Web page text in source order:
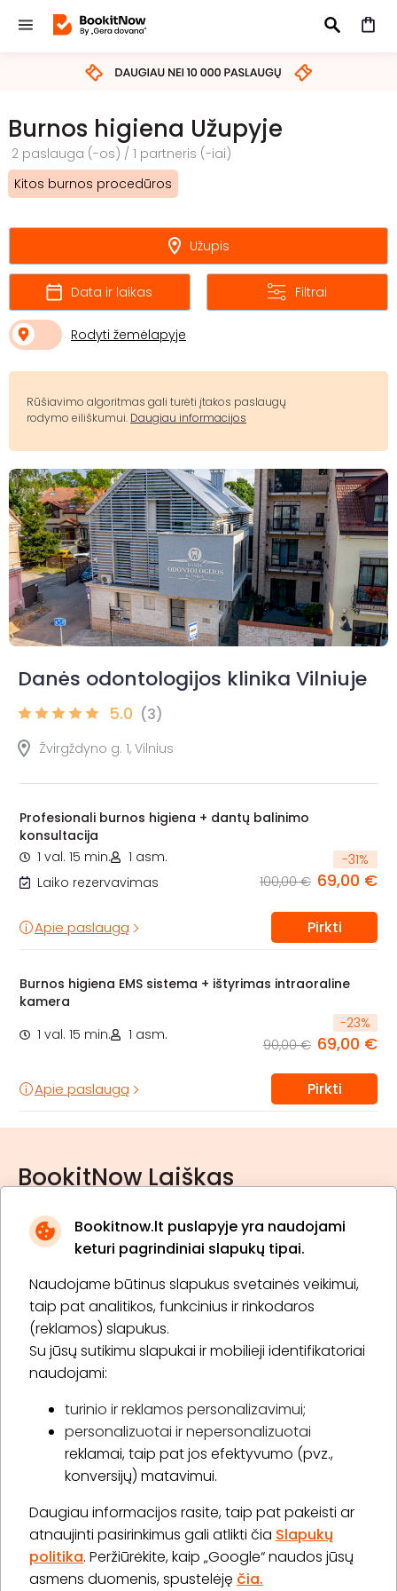
Bookitnow.lt puslapyje yra naudojami
keturi pagrindiniai slapukų tipai.
Naudojame būtinus slapukus svetainės veikimui,
taip pat analitikos, funkcinius ir rinkodaros
(reklamos) slapukus.
Su jūsų sutikimu slapukai ir mobilieji identifikatoriai
naudojami:
turinio ir reklamos personalizavimui;
personalizuotai ir nepersonalizuotai
reklamai, taip pat jos efektyvumo (pvz.,
konversijų) matavimui.
Daugiau informacijos rasite, taip pat pakeisti ar
atnaujinti pasirinkimus gali atlikti čia Slapukų
politika. Peržiūrėkite, kaip „Google“ naudos jūsų
asmens duomenis, spustelėję čia.
IEŠKOTI
Burnos higiena Užupyje
2 paslauga (-os) / 1 partneris (-iai)
Kitos burnos procedūros
Užupis
Data ir laikas Filtrai
Rodyti žemėlapyje
Rūšiavimo algoritmas gali turėti įtakos paslaugų
rodymo eiliškumui. Daugiau informacijos
Danės odontologijos klinika Vilniuje
5.0 (3)
Žvirgždyno g. 1, Vilnius
Profesionali burnos higiena + dantų balinimo
konsultacija
1 val. 15 min.
1 asm.
Laiko rezervavimas
-31%
100,00 € 69,00 €
Apie paslaugą Pirkti
Burnos higiena EMS sistema + ištyrimas intraoraline
kamera
1 val. 15 min.
1 asm.
-23%
90,00 € 69,00 €
Apie paslaugą Pirkti
BookitNow Laiškas
* Susipažinau su privatumo politika
Prenumeruoti
Apie „BookitNow“
Informacija
„GERA DOVANA“ GRUPĖ